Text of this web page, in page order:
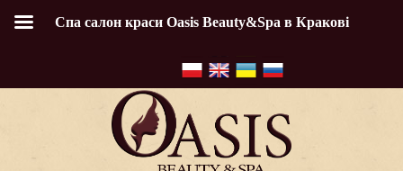
Спа салон краси Oasis Beauty&Spa в Кракові